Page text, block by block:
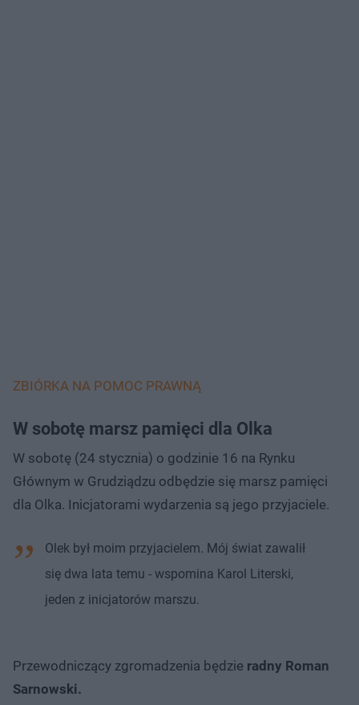
ZBIÓRKA NA POMOC PRAWNĄ
W sobotę marsz pamięci dla Olka
W sobotę (24 stycznia) o godzinie 16 na Rynku
Głównym w Grudziądzu odbędzie się marsz pamięci
dla Olka. Inicjatorami wydarzenia są jego przyjaciele.
Olek był moim przyjacielem. Mój świat zawalił
się dwa lata temu - wspomina Karol Literski,
jeden z inicjatorów marszu.
Przewodniczący zgromadzenia będzie radny Roman
Sarnowski.